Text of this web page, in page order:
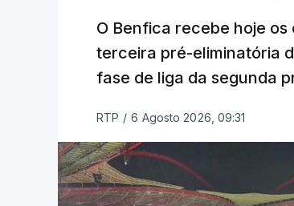
O Benfica recebe hoje
terceira pré-eliminatória
fase de liga da segunda
RTP / 6 Agosto 2026, 09:31